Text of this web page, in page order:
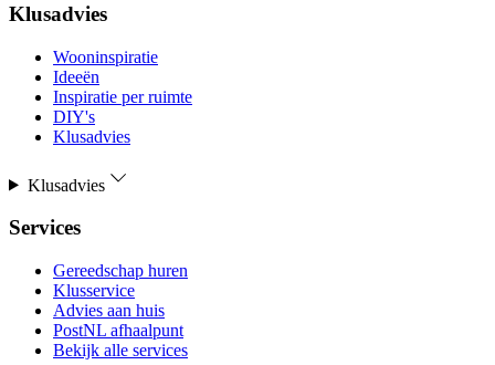
Klusadvies
Wooninspiratie
Ideeën
Inspiratie per ruimte
DIY's
Klusadvies
Klusadvies
Services
Gereedschap huren
Klusservice
Advies aan huis
PostNL afhaalpunt
Bekijk alle services